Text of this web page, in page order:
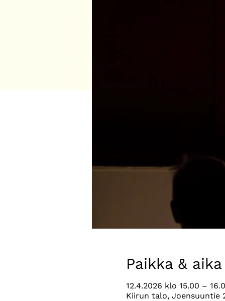
Paikka & aika
12.4.2026 klo 15.00 –
Kiirun talo, Joensuuntie